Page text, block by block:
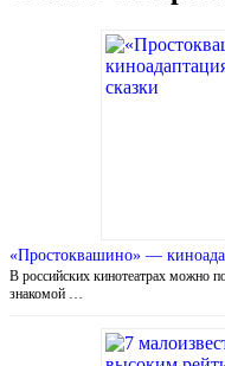
«Простоквашино» —
В российских кинотеатрах можно
знакомой …